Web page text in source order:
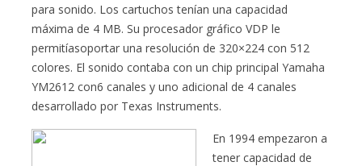
para sonido. Los cartuchos tenían una capacidad
máxima de 4 MB. Su procesador gráfico VDP le
permitíasoportar una resolución de 320×224 con 512
colores. El sonido contaba con un chip principal Yamaha
YM2612 con6 canales y uno adicional de 4 canales
desarrollado por Texas Instruments.
En 1994 empezaron a
tener capacidad de